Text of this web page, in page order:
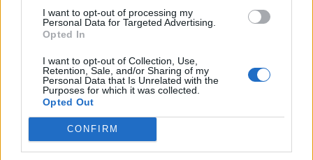
I want to opt-out of processing my
Personal Data for Targeted Advertising.
Opted In
I want to opt-out of Collection, Use,
Retention, Sale, and/or Sharing of my
Personal Data that Is Unrelated with the
Purposes for which it was collected.
Opted Out
CONFIRM
Zeker ouders die weten hoe het systeem werkt.
Bekendheid is daarin geen voordeel, maar een factor om
rekening mee te houden.
Waar het eindigt, blijft open
Of deze jongens ooit terugkeren naar Rotterdam, weet
niemand. Dat weten hun vaders ook. Maar dat hun eerste stap